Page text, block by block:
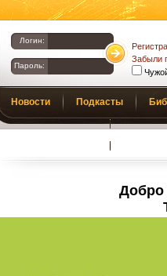
Логин:
Пароль:
Забыли
Новости Подкасты
Добро